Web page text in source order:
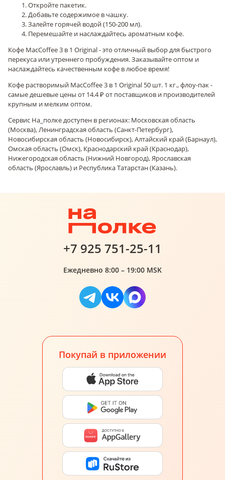
Откройте пакетик.
Добавьте содержимое в чашку.
Залейте горячей водой (150-200 мл).
Перемешайте и наслаждайтесь ароматным кофе.
Кофе MacCoffee 3 в 1 Original - это отличный выбор для быстрого
перекуса или утреннего пробуждения. Заказывайте оптом и
наслаждайтесь качественным кофе в любое время!
Кофе растворимый MacCoffee 3 в 1 Original 50 шт. 1 кг., флоу-пак -
самые дешевые цены от 14.4 ₽ от поставщиков и производителей
крупным и мелким оптом.
Сервис На_полке доступен в регионах: Московская область
(Москва), Ленинградская область (Санкт-Петербург),
Новосибирская область (Новосибирск), Алтайский край (Барнаул),
Омская область (Омск), Краснодарский край (Краснодар),
Нижегородская область (Нижний Новгород), Ярославская
область (Ярославль) и Республика Татарстан (Казань).
+7 925 751-25-11
Ежедневно 8:00 – 19:00 MSK
Покупай в приложении